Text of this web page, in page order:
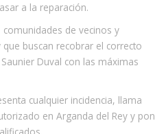
a la reparación.
de vecinos y
buscan recobrar el correcto
Duval con las máximas
cualquier incidencia, llama
en Arganda del Rey y pon